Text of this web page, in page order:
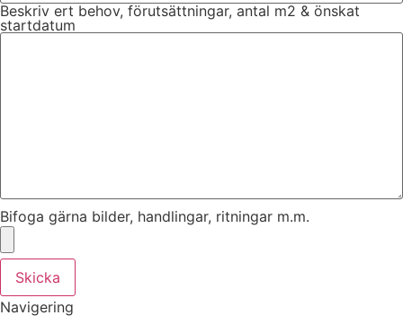
Beskriv ert behov, förutsättningar, antal m2 & önskat
startdatum
Bifoga gärna bilder, handlingar, ritningar m.m.
Skicka
Navigering